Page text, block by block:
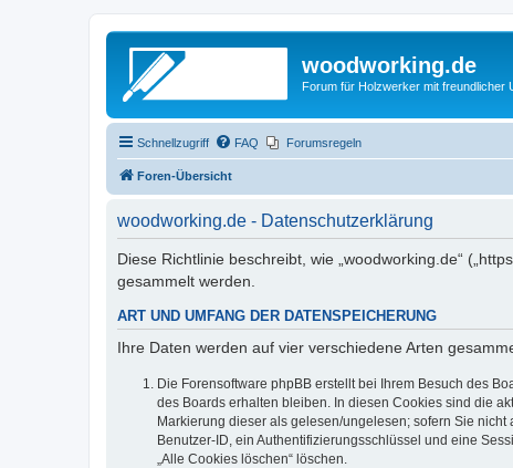
woodworking.de
Forum für Holzwerker mit freundlicher
Schnellzugriff FAQ Forumsregeln
Foren-Übersicht
woodworking.de - Datenschutzerklärung
Diese Richtlinie beschreibt, wie „woodworking.de“
gesammelt werden.
ART UND UMFANG DER DATENSPEICHERUNG
Ihre Daten werden auf vier verschiedene Arten
Die Forensoftware phpBB erstellt bei Ihrem Besuch des
des Boards erhalten bleiben. In diesen Cookies sind die
Markierung dieser als gelesen/ungelesen; sofern Sie
Benutzer-ID, ein Authentifizierungsschlüssel und eine
„Alle Cookies löschen“ löschen.